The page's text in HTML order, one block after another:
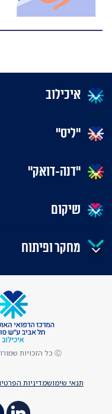
איכילוב
"ליס"
"דנה-דואק"
שיקום
מחקר ופיתוח
תנאי שימושמדיניות
Ⓒ כל הזכויות שמורות לאיכילוב